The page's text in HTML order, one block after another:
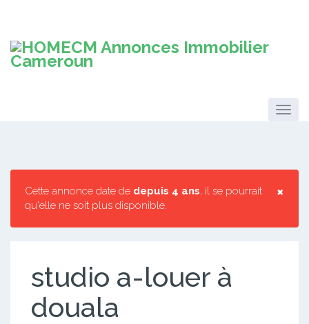
×
Cette annonce date de depuis 4 ans, il se pourrait
qu'elle ne soit plus disponible.
studio a-louer à
douala